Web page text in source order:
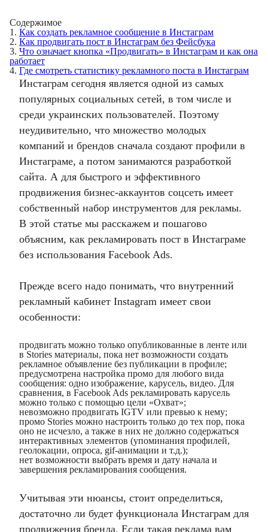
Содержимое
1. Как создать рекламное сообщение в Инстаграм
2. Как продвигать пост в Инстаграм без Фейсбука
3. Что означает кнопка «Продвигать» в Инстаграм и как она
работает
4. Где смотреть статистику рекламного поста в Инстаграм
Инстаграм сегодня является одной из самых
популярных социальных сетей, в том числе и
среди украинских пользователей. Поэтому
неудивительно, что множество молодых
компаний и брендов сначала создают профили в
Инстаграме, а потом занимаются разработкой
сайта. А для быстрого и эффективного
продвижения бизнес-аккаунтов соцсеть имеет
собственный набор инструментов для рекламы.
В этой статье мы расскажем и пошагово
объясним, как рекламировать пост в Инстаграме
без использования Facebook Ads.
Прежде всего надо понимать, что внутренний
рекламный кабинет Instagram имеет свои
особенности:
продвигать можно только опубликованные в ленте или
в Stories материалы, пока нет возможности создать
рекламное объявление без публикации в профиле;
предусмотрена настройка промо для любого вида
сообщения: одно изображение, карусель, видео. Для
сравнения, в Facebook Ads рекламировать карусель
можно только с помощью цели «Охват»;
невозможно продвигать IGTV или превью к нему;
промо Stories можно настроить только до тех пор, пока
оно не исчезло, а также в них не должно содержаться
интерактивных элементов (упоминания профилей,
геолокации, опроса, gif-анимации и т.д.);
нет возможности выбрать время и дату начала и
завершения рекламирования сообщения.
Учитывая эти нюансы, стоит определиться,
достаточно ли будет функционала Инстаграм для
продвижения бренда. Если такая реклама вам